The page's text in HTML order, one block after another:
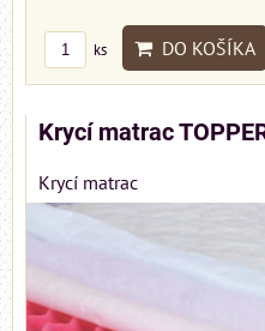
ks DO KOŠÍKA
Krycí matrac
Krycí matrac